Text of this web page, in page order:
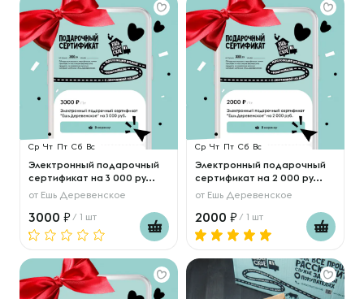
Ср Чт Пт Сб Вс
Электронный подарочный
сертификат на 3 000 ру...
от Ешь Деревенское
3000 / 1 шт
Ср Чт Пт Сб Вс
Электронный подарочный
сертификат на 2 000 ру...
от Ешь Деревенское
2000 / 1 шт